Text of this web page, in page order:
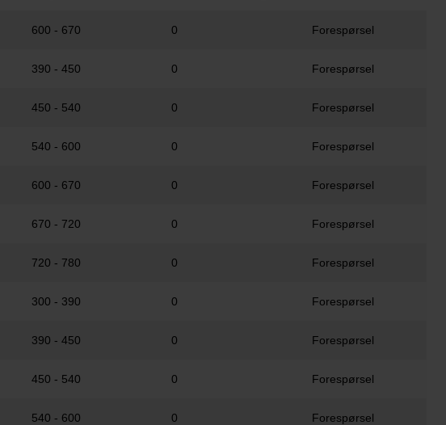
600 - 670 0 Forespørsel
390 - 450 0 Forespørsel
450 - 540 0 Forespørsel
540 - 600 0 Forespørsel
600 - 670 0 Forespørsel
670 - 720 0 Forespørsel
720 - 780 0 Forespørsel
300 - 390 0 Forespørsel
390 - 450 0 Forespørsel
450 - 540 0 Forespørsel
540 - 600 0 Forespørsel